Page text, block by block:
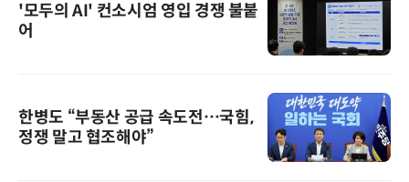
'모두의 AI' 컨소시엄 영입 경쟁 불붙
어
한병도 “부동산 공급 속도전…국힘,
정쟁 말고 협조해야”